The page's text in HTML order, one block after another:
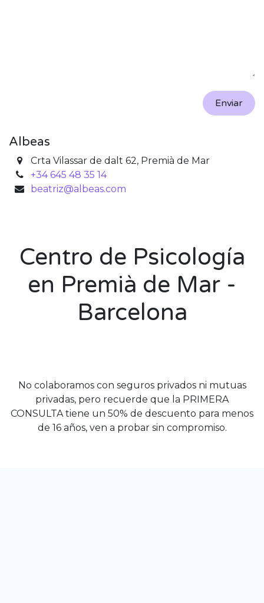
Enviar
Albeas
Crta Vilassar de dalt 62, Premià de Mar
+34 645 48 35 14
beatriz@albeas.com
Centro de Psicología
en Premià de Mar -
Barcelona
No colaboramos con seguros privados ni mutuas
privadas, pero recuerde que la PRIMERA
CONSULTA tiene un 50% de descuento para menos
de 16 años, ven a probar sin compromiso.